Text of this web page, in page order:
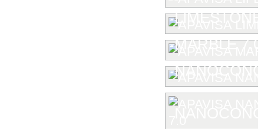
LIMESTONE
MARBLE 7.0